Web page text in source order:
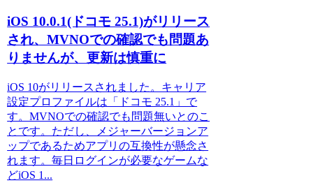
iOS 10.0.1(ドコモ 25.1)がリリース
され、MVNOでの確認でも問題あ
りませんが、更新は慎重に
iOS 10がリリースされました。キャリア
設定プロファイルは「ドコモ 25.1」で
す。MVNOでの確認でも問題無いとのこ
とです。ただし、メジャーバージョンア
ップであるためアプリの互換性が懸念さ
れます。毎日ログインが必要なゲームな
どiOS 1...